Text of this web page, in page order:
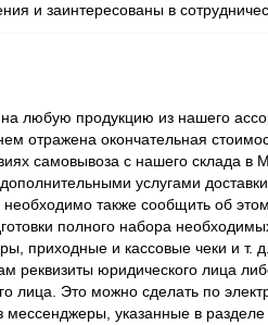
и заинтересованы в
любую продукцию из нашего
отражена окончательная
самовывоза с нашего склада в
услугами
также сообщить об
полного набора
приходные и кассовые чеки и т.
реквизиты юридического лица
лица. Это можно сделать по
мессенджеры, указанные в